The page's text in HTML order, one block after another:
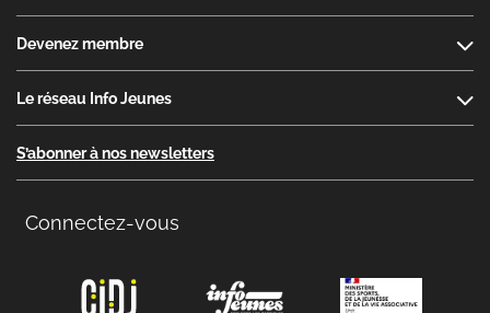
Devenez membre
Le réseau Info Jeunes
S’abonner à nos newsletters
Connectez-vous